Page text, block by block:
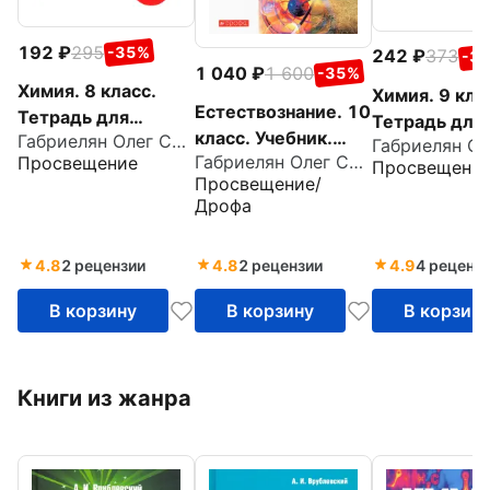
192 295 -35%
Химия. 8 класс.
Тетрадь для
лабораторных
опытов и
Габриелян Олег Сергеевич
Просвещение
4.82 рецензии
В корзину
1 040 1 600 -35%
Естествознание. 10
класс. Учебник.
Базовый уровень.
ФГОС
Габриелян Олег Сергеевич
Просвещение/
Дрофа
4.82 рецензии
В корзину
242 373 -
Химия. 9
Тетрадь для
опытов и
4.94
В корзину
Книги из жанра